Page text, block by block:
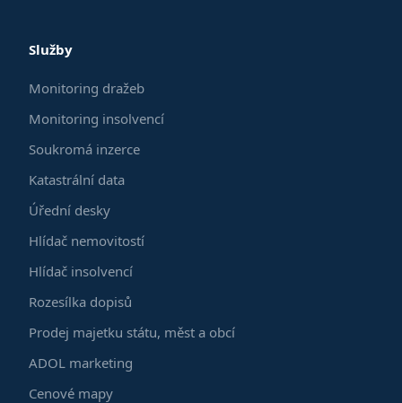
Služby
Monitoring dražeb
Monitoring insolvencí
Soukromá inzerce
Katastrální data
Úřední desky
Hlídač nemovitostí
Hlídač insolvencí
Rozesílka dopisů
Prodej majetku státu, měst a obcí
ADOL marketing
Cenové mapy